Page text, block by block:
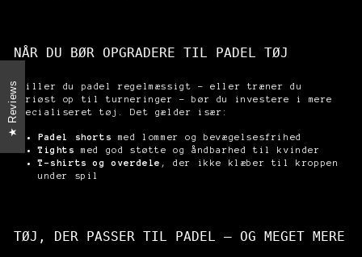
NÅR DU BØR OPGRADERE TIL PADEL TØJ
Spiller du padel regelmæssigt – eller træner du
seriøst op til turneringer – bør du investere i mere
specialiseret tøj. Det gælder især:
Padel shorts med lommer og bevægelsesfrihed
Tights
med god støtte og åndbarhed til kvinder
T-shirts og overdele , der ikke klæber til kroppen
under spil
TØJ, DER PASSER TIL PADEL – OG MEGET MERE
Reviews